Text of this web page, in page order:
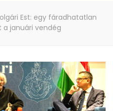
Est: egy fáradhatatlan
januári vendég